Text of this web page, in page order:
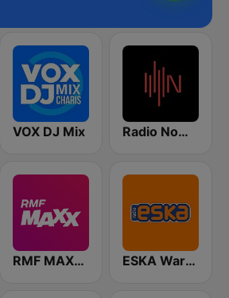
VOX DJ Mix Radio Nowy Świat
RMF MAXXX ESKA Warszawa